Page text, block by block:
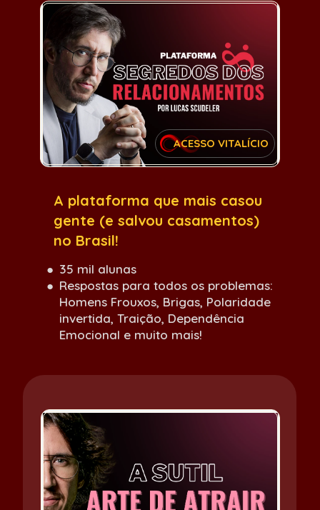
A plataforma que mais casou
gente (e salvou casamentos)
no Brasil!
35 mil alunas
Respostas para todos os problemas:
Homens Frouxos, Brigas, Polaridade
invertida, Traição, Dependência
Emocional e muito mais!
ACESSO VITALÍCIO